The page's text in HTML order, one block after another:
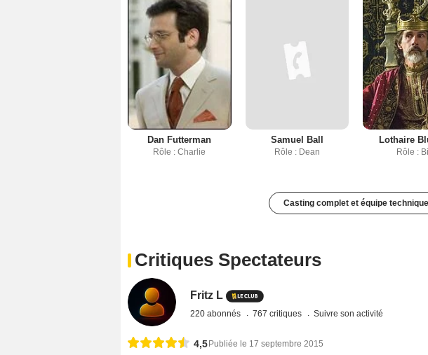
Dan Futterman
Rôle : Charlie
Samuel Ball
Rôle : Dean
Lothaire
Rôle : Bill
Casting complet et équipe technique
Critiques Spectateurs
Fritz L
220 abonnés 767 critiques Suivre son activité
4,5 Publiée le 17 septembre 2015